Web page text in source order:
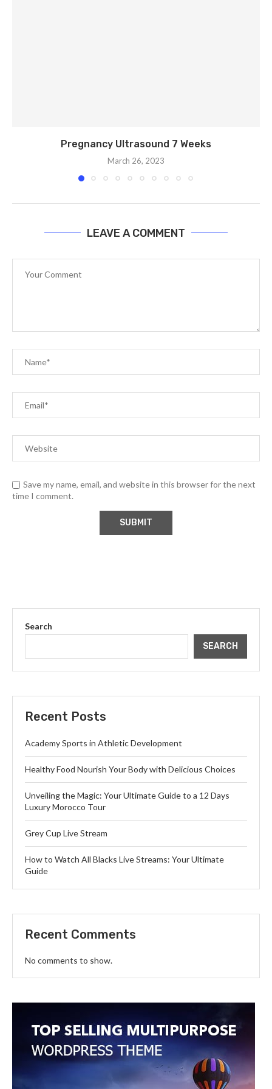
Pregnancy Ultrasound 7 Weeks
March 26, 2023
LEAVE A COMMENT
Save my name, email, and website in this browser for the next
time I comment.
Search
SEARCH
Recent Posts
Academy Sports in Athletic Development
Healthy Food Nourish Your Body with Delicious Choices
Unveiling the Magic: Your Ultimate Guide to a 12 Days
Luxury Morocco Tour
Grey Cup Live Stream
How to Watch All Blacks Live Streams: Your Ultimate
Guide
Recent Comments
No comments to show.